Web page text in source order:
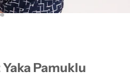
gitgit
ögesine git
4 ögesine git
Yaka Pamuklu